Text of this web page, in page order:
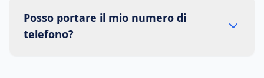
Posso portare il mio numero di
telefono?